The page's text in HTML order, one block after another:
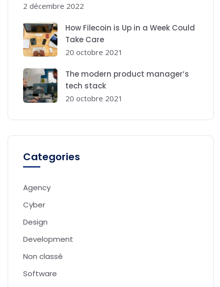
2 décembre 2022
How Filecoin is Up in a Week Could
Take Care
20 octobre 2021
The modern product manager’s
tech stack
20 octobre 2021
Categories
Agency
Cyber
Design
Development
Non classé
Software